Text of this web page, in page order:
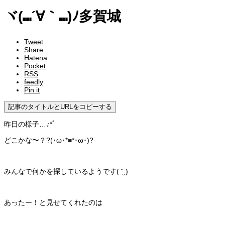
ヾ(⑉´∀｀⑉)ﾉ多賀城
Tweet
Share
Hatena
Pocket
RSS
feedly
Pin it
記事のタイトルとURLをコピーする
昨日の様子…♪*ﾟ
どこかな〜？?(･ω･*≡*･ω･)?
みんなで何かを探しているようです( ¨̮ )
あったー！と見せてくれたのは